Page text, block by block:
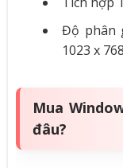
Độ phân
1023 x
Mua
đâu?